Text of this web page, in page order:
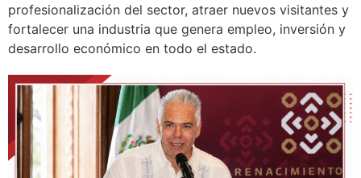
profesionalización del sector, atraer nuevos visitantes y
fortalecer una industria que genera empleo, inversión y
desarrollo económico en todo el estado.